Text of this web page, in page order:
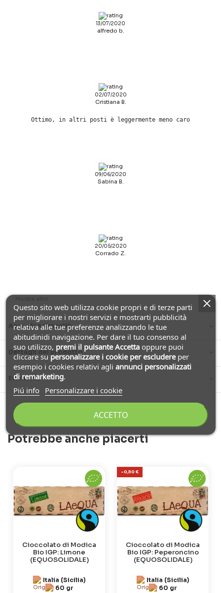
13/07/2020
alfredo b.
02/07/2020
Cristiana B.
Ottimo, in altri posti è leggermente meno caro
09/06/2020
Sabina B.
20/05/2020
Corrado Z.
Approfondimenti*
Dettagli del prodotto
Etichette
Potrebbe anche piacerti
Cioccolato di Modica
Bio IGP: Limone
(EQUOSOLIDALE)
Italia (Sicilia)
60 gr
-0,50 €
Cioccolato di Modica
Bio IGP: Peperoncino
(EQUOSOLIDALE)
Italia (Sicilia)
60 gr
Questo sito web utilizza cookie propri e di terze parti
per migliorare i nostri servizi e mostrarti pubblicità
relativa alle tue preferenze analizzando le tue
abitudinidi navigazione. Per dare il tuo consenso al
suo utilizzo, premi il pulsante Accettaoppure puoi
cliccare su personalizzare i cookie per escludereper
esempio i cookies relativi agli annunci personalizzati
di remarketing.
Piú info
Personalizzare i cookie
ACCETTO